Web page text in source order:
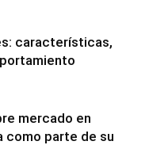
características,
mercado en
como parte de su